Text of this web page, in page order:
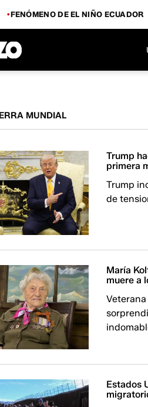
FENÓMENO DE EL NIÑO ECUADOR
MUNDIAL
Trump
primera
Trump
de
María
muere a
Estados